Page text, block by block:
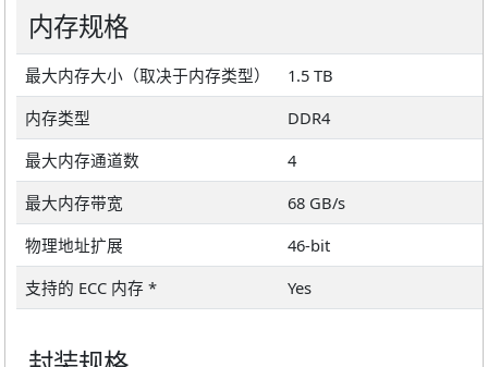
内存规格
最大内存大小（取决于内存类型）
1.5 TB
内存类型
DDR4
最大内存通道数
4
最大内存带宽
68 GB/s
物理地址扩展
46-bit
支持的 ECC 内存 *
Yes